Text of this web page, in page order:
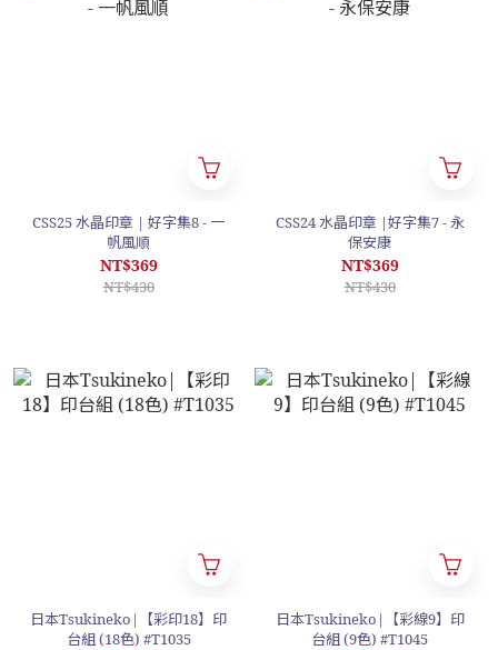
CSS25 水晶印章 | 好字集8 - 一
帆風順
NT$369
NT$430
CSS24 水晶印章 |好字集7 - 永
保安康
NT$369
NT$430
日本Tsukineko|【彩印18】印
台組 (18色) #T1035
日本Tsukineko|【彩線9】印
台組 (9色) #T1045